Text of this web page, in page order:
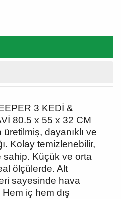
3 KEDİ &
80.5 x 55 x 32 CM
dayanıklı ve
Kolay temizlenebilir,
Küçük ve orta
ölçülerde. Alt
sayesinde hava
iç hem dış